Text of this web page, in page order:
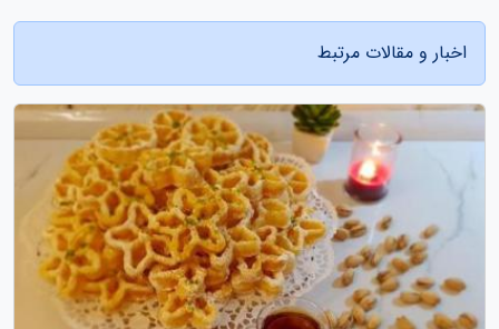
اخبار و مقالات مرتبط